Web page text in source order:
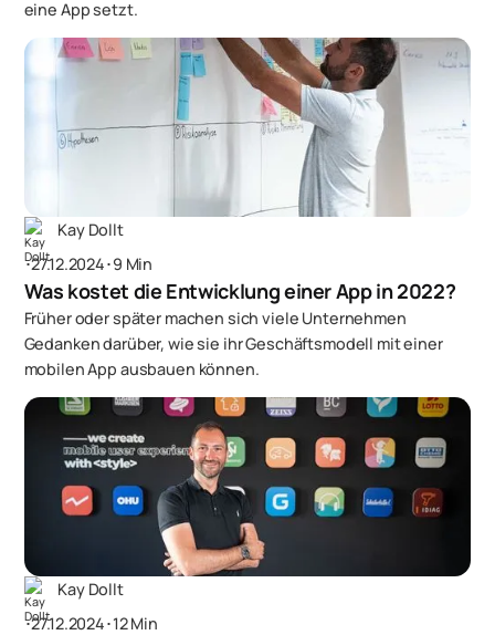
eine App setzt.
Kay Dollt
･27.12.2024･9 Min
Was kostet die Entwicklung einer App in 2022?
Früher oder später machen sich viele Unternehmen
Gedanken darüber, wie sie ihr Geschäftsmodell mit einer
mobilen App ausbauen können.
Kay Dollt
･27.12.2024･12 Min